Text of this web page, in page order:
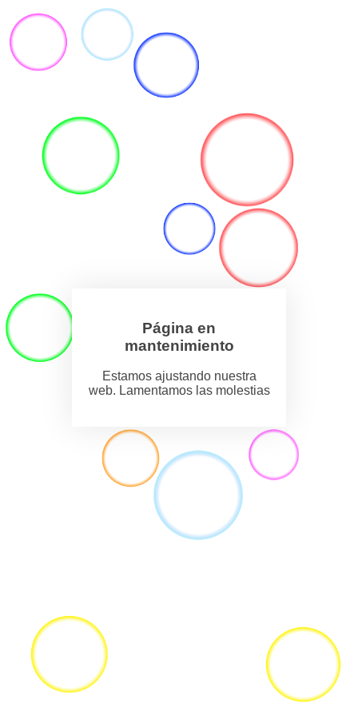
Página en
mantenimiento
Estamos ajustando nuestra
web. Lamentamos las molestias